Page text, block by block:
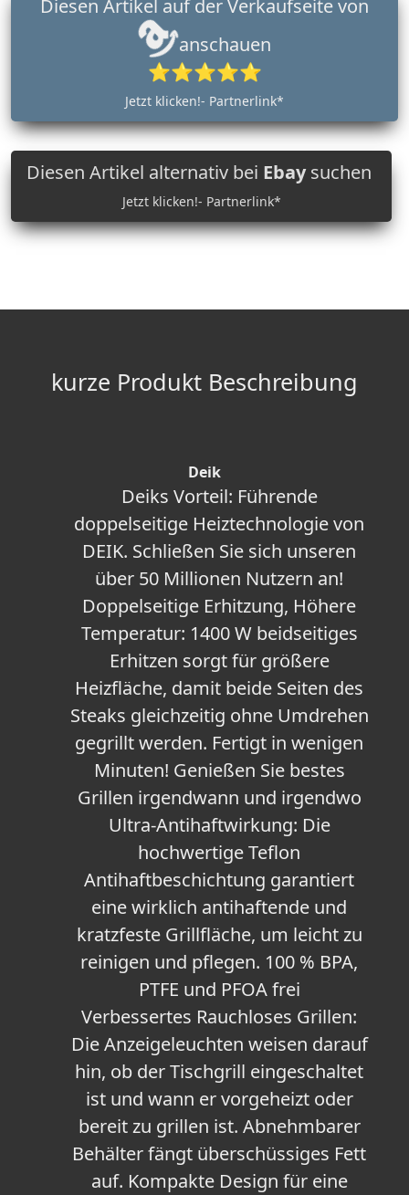
anschauen
⭐⭐⭐⭐⭐
Jetzt klicken!- Partnerlink*
Diesen Artikel alternativ bei Ebaysuchen
Jetzt klicken!- Partnerlink*
kurze Produkt Beschreibung
Deik
Deiks Vorteil: Führende
doppelseitige Heiztechnologie von
DEIK. Schließen Sie sich unseren
über 50 Millionen Nutzern an!
Doppelseitige Erhitzung, Höhere
Temperatur: 1400 W beidseitiges
Erhitzen sorgt für größere
Heizfläche, damit beide Seiten des
Steaks gleichzeitig ohne Umdrehen
gegrillt werden. Fertigt in wenigen
Minuten! Genießen Sie bestes
Grillen irgendwann und irgendwo
Ultra-Antihaftwirkung: Die
hochwertige Teflon
Antihaftbeschichtung garantiert
eine wirklich antihaftende und
kratzfeste Grillfläche, um leicht zu
reinigen und pflegen. 100 % BPA,
PTFE und PFOA frei
Verbessertes Rauchloses Grillen:
Die Anzeigeleuchten weisen darauf
hin, ob der Tischgrill eingeschaltet
ist und wann er vorgeheizt oder
bereit zu grillen ist. Abnehmbarer
Behälter fängt überschüssiges Fett
auf. Kompakte Design für eine